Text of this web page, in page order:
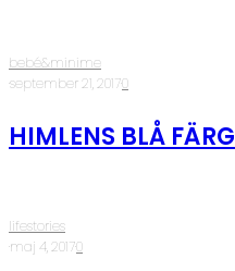
bebé&minime
·september 21, 2017·0
HIMLENS BLÅ FÄRG
lifestories
·maj 4, 2017·0